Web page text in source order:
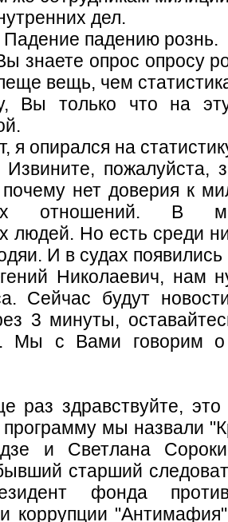
дел.
Падение падению рознь.
знаете опрос опросу
вещь, чем
Вы только что на
я опирался на
Извините, пожалуйста,
нет доверия к
отношений. В
людей. Но есть среди
И в судах появились
Николаевич, нам
Сейчас будут
3 минуты,
Мы с Вами говорим о
раз здравствуйте,
мы назвали
и Светлана
старший
фонда
коррупции